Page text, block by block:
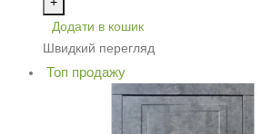
Додати в кошик
Швидкий перегляд
Топ продажу